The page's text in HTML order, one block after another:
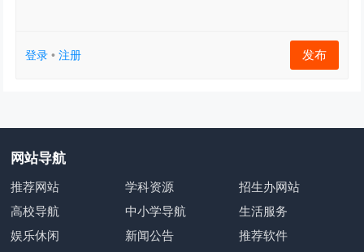
登录 •注册 发布
网站导航
推荐网站 学科资源
招生办网站
高校导航
中小学导航
生活服务
娱乐休闲
新闻公告
推荐软件